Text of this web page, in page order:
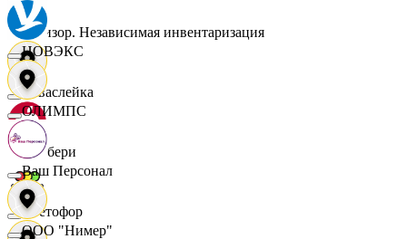
Ревизор. Независимая инвентаризация
Саваслейка
Самбери
Светофор
НОВЭКС
ОЛИМПС
Ваш Персонал
ООО "Нимер"